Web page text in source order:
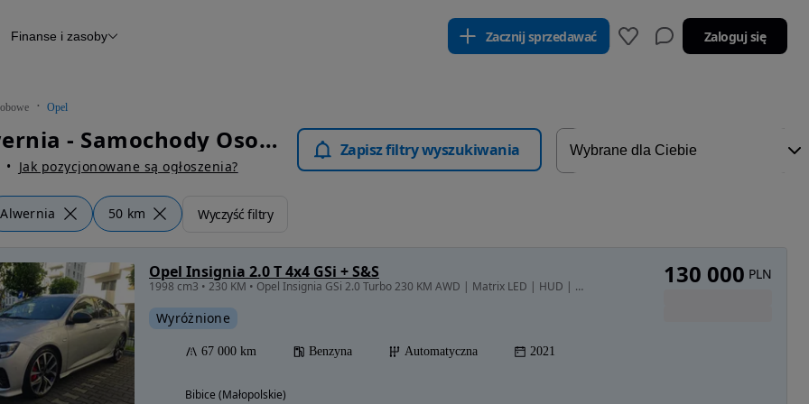
Raport z inspekcji
Otomoto News
Finanse i zasoby Zacznij sprzedawać Zaloguj się
Opel
Opel Alwernia - Samochody Osobowe
Jak pozycjonowane są ogłoszenia?
Zapisz filtry wyszukiwania
Alwernia 50 km Wyczyść filtry
Opel Insignia 2.0 T 4x4 GSi + S&S
1998 cm3 • 230 KM • Opel Insignia GSi 2.0 Turbo 230 KM AWD | Matrix LED | HUD | ACC | ASO
Wyróżnione
67 000 km Benzyna Automatyczna 2021
Bibice (Małopolskie)
130 000 PLN